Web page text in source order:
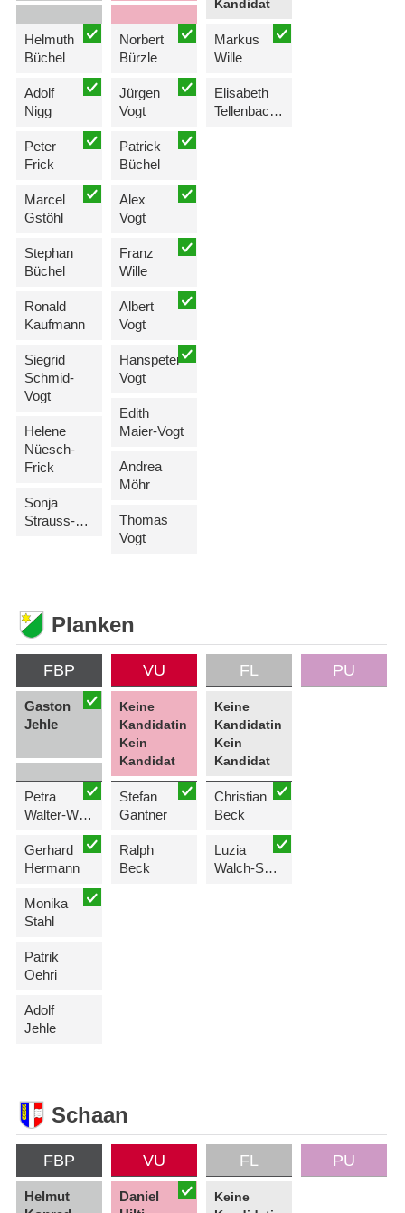
Helmuth
Büchel
Adolf
Nigg
Peter
Frick
Marcel
Gstöhl
Stephan
Büchel
Ronald
Kaufmann
Siegrid
Schmid-
Vogt
Helene
Nüesch-
Frick
Sonja
Strauss-Fischer
Norbert
Bürzle
Jürgen
Vogt
Patrick
Büchel
Alex
Vogt
Franz
Wille
Albert
Vogt
Hanspeter
Vogt
Edith
Maier-Vogt
Andrea
Möhr
Thomas
Vogt
Kandidat
Markus
Wille
Elisabeth
Tellenbach-Frick
Planken
FBP
Gaston
Jehle
Petra
Walter-Wenzel
Gerhard
Hermann
Monika
Stahl
Patrik
Oehri
Adolf
Jehle
VU
Keine
Kandidatin
Kein
Kandidat
Stefan
Gantner
Ralph
Beck
FL
Keine
Kandidatin
Kein
Kandidat
Christian
Beck
Luzia
Walch-Schädler
PU
Schaan
FBP
Helmut
VU
Daniel
FL
Keine
PU